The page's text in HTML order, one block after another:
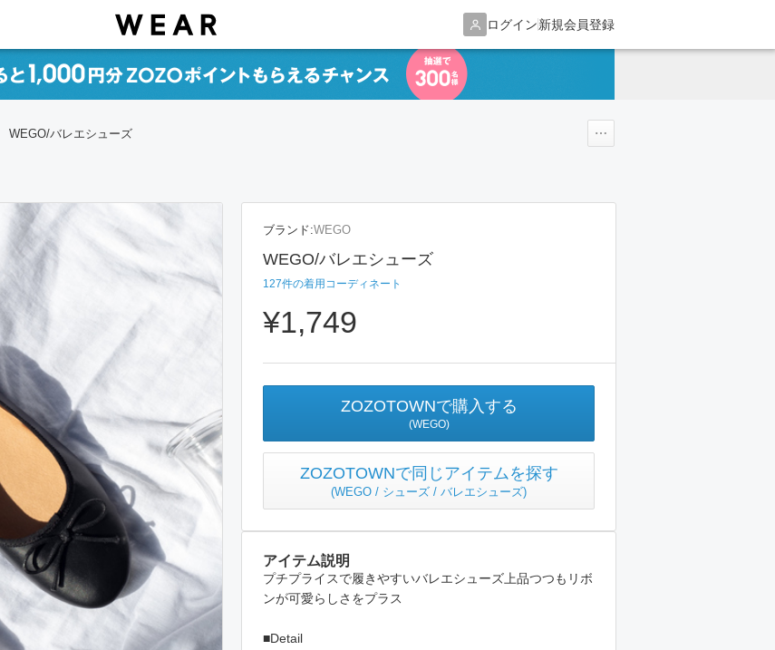
ログイン新規会員登録
WEGO/バレエシューズ
ブランド:WEGO
WEGO/バレエシューズ
127件の着用コーディネート
¥1,749
ZOZOTOWNで購入する
(WEGO)
ZOZOTOWNで同じアイテムを探す
(WEGO / シューズ / バレエシューズ)
アイテム説明
プチプライスで履きやすいバレエシューズ上品つつもリボ
ンが可愛らしさをプラス
■Detail